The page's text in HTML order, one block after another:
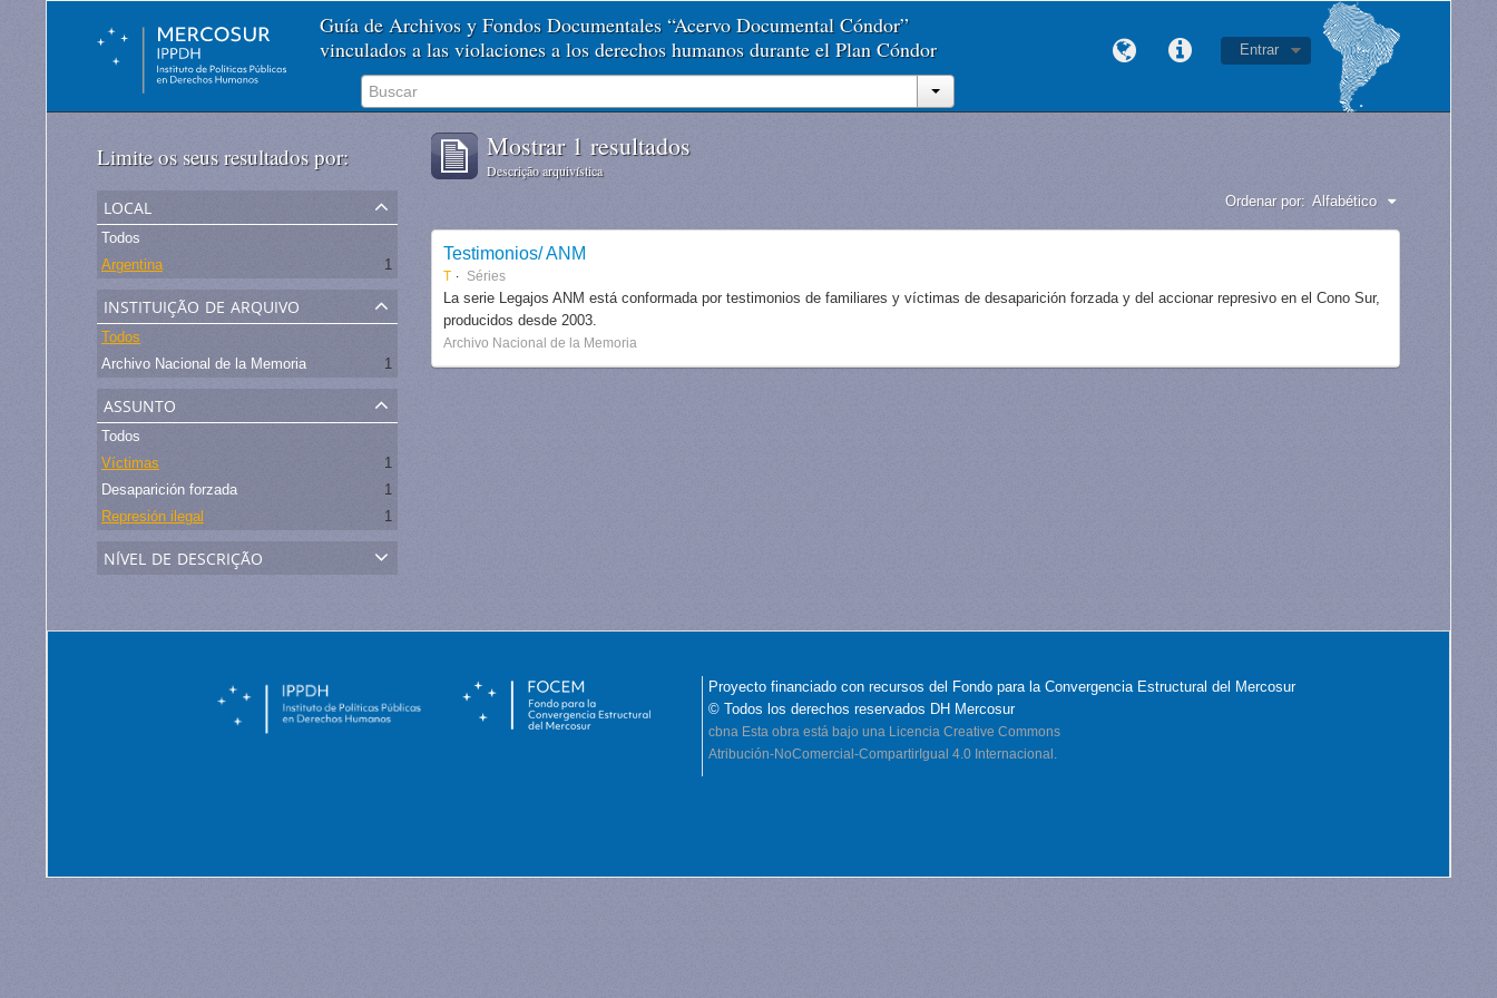
Guía de Archivos y Fondos Documentales “Acervo Documental Cóndor”
vinculados a las violaciones a los derechos humanos durante el Plan Cóndor
Entrar
Limite os seus resultados por:
local
Todos
Argentina
1
instituição de arquivo
Todos
Archivo Nacional de la Memoria
1
assunto
Todos
Víctimas
1
Desaparición forzada
1
Represión ilegal
1
nível de descrição
Mostrar 1 resultados
Descrição arquivística
Ordenar por: Alfabético
Testimonios/ ANM
T Séries
La serie Legajos ANM está conformada por testimonios de familiares y víctimas de desaparición forzada y del accionar represivo en el Cono Sur,
producidos desde 2003.
Archivo Nacional de la Memoria
Proyecto financiado con recursos del Fondo para la Convergencia Estructural del Mercosur
© Todos los derechos reservados DH Mercosur
cbna Esta obra está bajo una Licencia Creative Commons
Atribución-NoComercial-CompartirIgual 4.0 Internacional.